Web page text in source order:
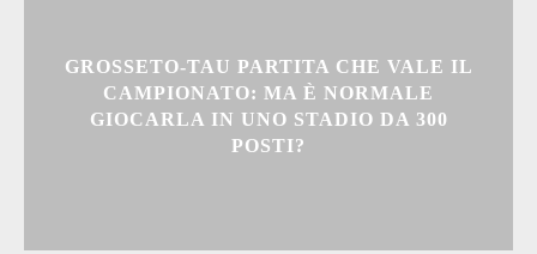
GROSSETO-TAU PARTITA CHE VALE IL
CAMPIONATO: MA È NORMALE
GIOCARLA IN UNO STADIO DA 300
POSTI?